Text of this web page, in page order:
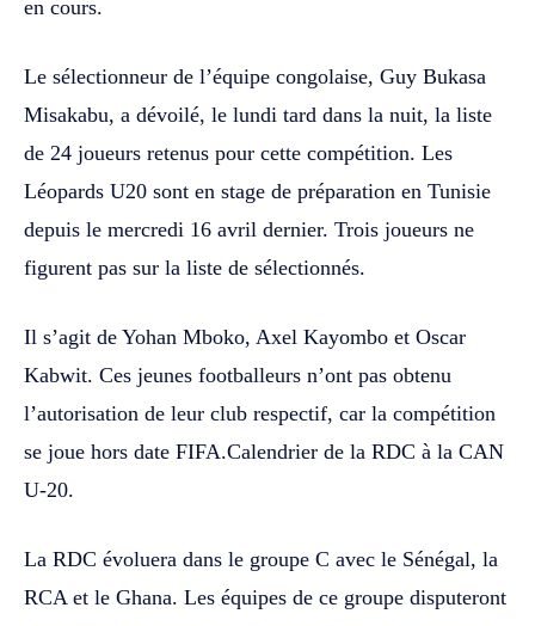
en cours.
Le sélectionneur de l’équipe congolaise, Guy Bukasa
Misakabu, a dévoilé, le lundi tard dans la nuit, la liste
de 24 joueurs retenus pour cette compétition. Les
Léopards U20 sont en stage de préparation en Tunisie
depuis le mercredi 16 avril dernier. Trois joueurs ne
figurent pas sur la liste de sélectionnés.
Il s’agit de Yohan Mboko, Axel Kayombo et Oscar
Kabwit. Ces jeunes footballeurs n’ont pas obtenu
l’autorisation de leur club respectif, car la compétition
se joue hors date FIFA.Calendrier de la RDC à la CAN
U-20.
La RDC évoluera dans le groupe C avec le Sénégal, la
RCA et le Ghana. Les équipes de ce groupe disputeront